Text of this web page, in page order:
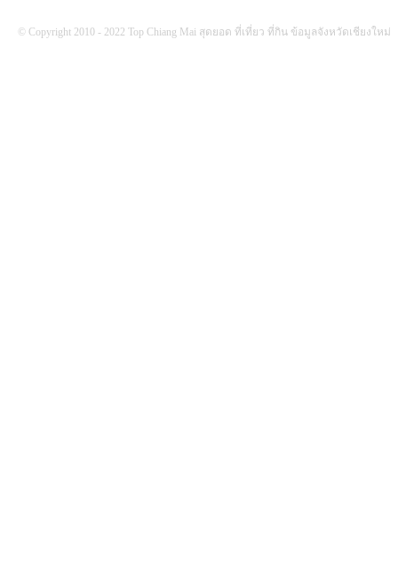
© Copyright 2010 - 2022 Top Chiang Mai สุดยอด ที่เที่ยว ที่กิน ข้อมูลจังหวัดเชียงใหม่